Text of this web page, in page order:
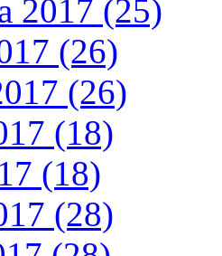
2017 (25)
(26)
(26)
(18)
(18)
(28)